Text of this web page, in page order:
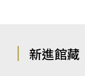
新進館藏